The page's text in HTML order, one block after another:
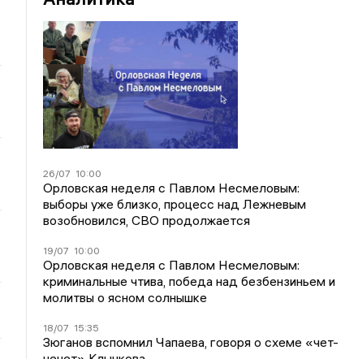
26/07 10:00
Орловская неделя с Павлом Несмеловым:
выборы уже близко, процесс над Лежневым
возобновился, СВО продолжается
19/07 10:00
Орловская неделя с Павлом Несмеловым:
криминальные чтива, победа над безбензиньем и
молитвы о ясном солнышке
18/07 15:35
Зюганов вспомнил Чапаева, говоря о схеме «чет-